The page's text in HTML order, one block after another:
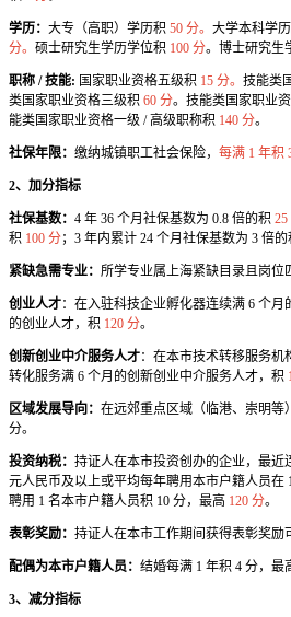
学历： 大专（高职）学历积 50 分。 大学本科学
分。 硕士研究生学历学位积 100 分。博士研究生
职称 / 技能: 国家职业资格五级积 15 分。 技能类
类国家职业资格三级积 60 分。技能类国家职业
能类国家职业资格一级 / 高级职称积 140 分。
社保年限： 缴纳城镇职工社会保险， 每满 1 年积
2、加分指标
社保基数： 4 年 36 个月社保基数为 0.8 倍的积 25
积 100 分；3 年内累计 24 个月社保基数为 3 倍的
紧缺急需专业： 所学专业属上海紧缺目录且岗位
创业人才：在入驻科技企业孵化器连续满 6 个
的创业人才，积 120 分。
创新创业中介服务人才：在本市技术转移服务
转化服务满 6 个月的创新创业中介服务人才，积
区域发展导向： 在远郊重点区域（临港、崇明等
分。
投资纳税： 持证人在本市投资创办的企业，最近
元人民币及以上或平均每年聘用本市户籍人员在
聘用 1 名本市户籍人员积 10 分，最高 120 分。
表彰奖励： 持证人在本市工作期间获得表彰奖励
配偶为本市户籍人员： 结婚每满 1 年积 4 分，最
3、减分指标